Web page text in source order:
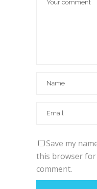
Save my
this browser
comment.